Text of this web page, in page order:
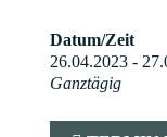
Datum/Zeit
26.04.2023 -
Ganztägig